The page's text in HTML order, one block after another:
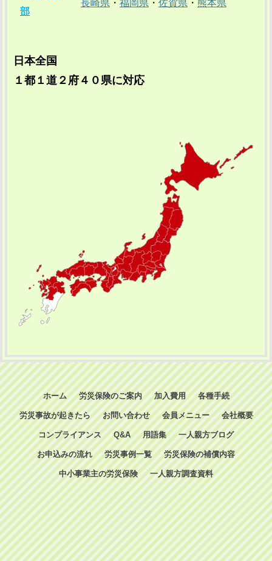
部
長崎県 ・ 福岡県 ・ 佐賀県 ・ 熊本県
日本全国
１都１道２府４０県に対応
ホーム 労災保険のご案内 加入費用 各種手続
労災事故が起きたら お問い合わせ 会員メニュー 会社概要
コンプライアンス Q&A 用語集 一人親方ブログ
お申込みの流れ 労災事例一覧 労災保険の補償内容
中小事業主の労災保険 一人親方調査資料